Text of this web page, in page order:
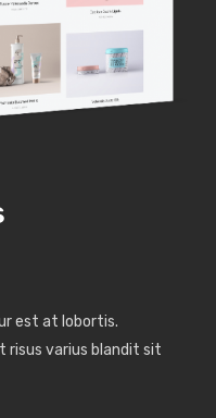
est at lobortis.
risus varius blandit sit